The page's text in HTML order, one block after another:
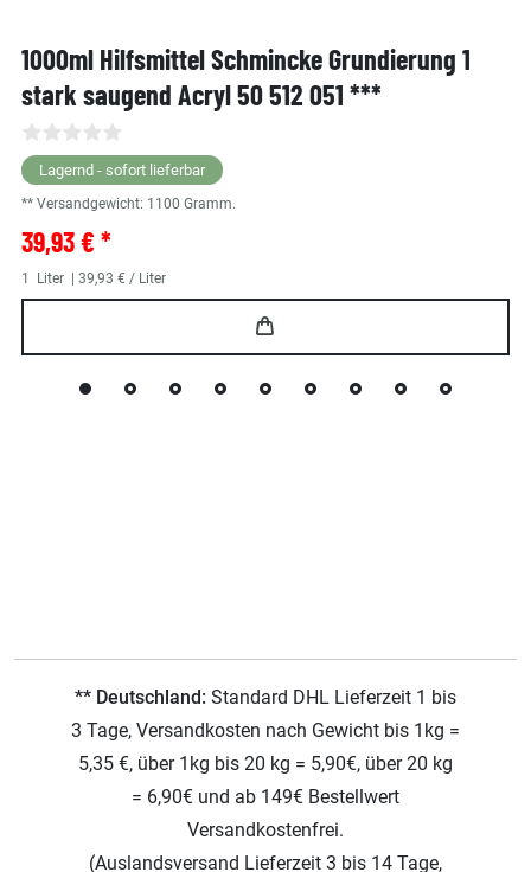
1000ml Hilfsmittel Schmincke Grundierung 1
stark saugend Acryl 50 512 051 ***
Lagernd - sofort lieferbar
** Versandgewicht: 1100 Gramm.
39,93 € *
1 Liter | 39,93 € / Liter
** Deutschland: Standard DHL Lieferzeit 1 bis
3 Tage, Versandkosten nach Gewicht bis 1kg =
5,35 €, über 1kg bis 20 kg = 5,90€, über 20 kg
= 6,90€ und ab 149€ Bestellwert
Versandkostenfrei.
(Auslandsversand Lieferzeit 3 bis 14 Tage,